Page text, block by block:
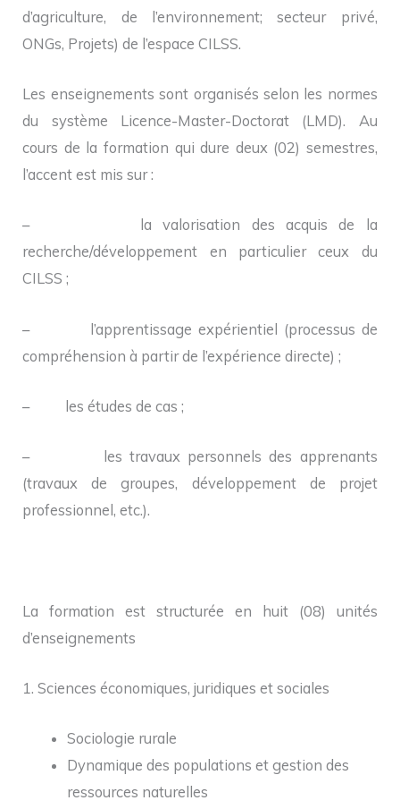
d’agriculture, de l’environnement; secteur privé,
ONGs, Projets) de l’espace CILSS.
Les enseignements sont organisés selon les normes
du système Licence-Master-Doctorat (LMD). Au
cours de la formation qui dure deux (02) semestres,
l’accent est mis sur :
– la valorisation des acquis de la
recherche/développement en particulier ceux du
CILSS ;
– l’apprentissage expérientiel (processus de
compréhension à partir de l’expérience directe) ;
– les études de cas ;
– les travaux personnels des apprenants
(travaux de groupes, développement de projet
professionnel, etc.).
La formation est structurée en huit (08) unités
d’enseignements
1. Sciences économiques, juridiques et sociales
Sociologie rurale
Dynamique des populations et gestion des
ressources naturelles